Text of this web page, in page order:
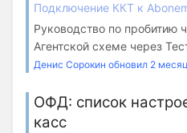
Подключение ККТ к
Руководство по пробитию
Агентской схеме через
Денис Сорокин обновил 2
ОФД: список
касс